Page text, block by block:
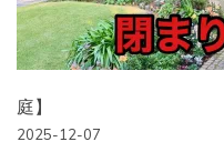
庭】
2025-12-07